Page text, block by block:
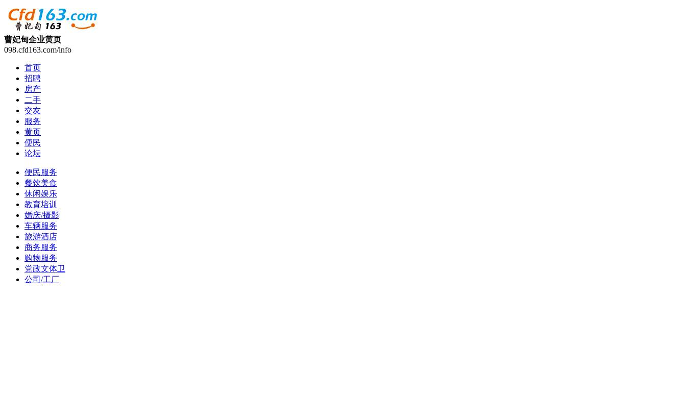
曹妃甸企业黄页
098.cfd163.com/info
首页
招聘
房产
二手
交友
服务
黄页
便民
论坛
便民服务
餐饮美食
休闲娱乐
教育培训
婚庆/摄影
车辆服务
旅游酒店
商务服务
购物服务
党政文体卫
公司/工厂